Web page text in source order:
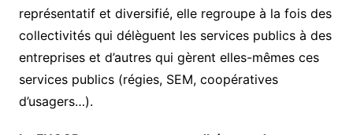
représentatif et diversifié, elle regroupe à la fois des
collectivités qui délèguent les services publics à des
entreprises et d’autres qui gèrent elles-mêmes ces
services publics (régies, SEM, coopératives
d’usagers…).